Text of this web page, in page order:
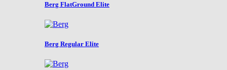
Berg FlatGround Elite
Berg Regular Elite